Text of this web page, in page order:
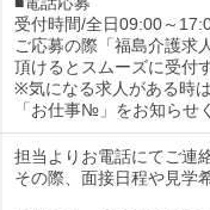
受付時間/全日09:00～
ご応募の際「福島介護求
頂けるとスムーズに受付
※気になる求人がある時は
「お仕事№」をお知らせ
担当よりお電話にてご連
その際、面接日程や見学